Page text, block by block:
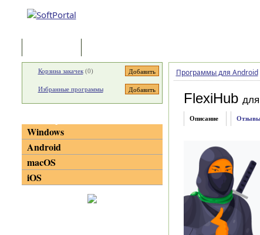
Программы для Android
FlexiHub
Описание
Корзина закачек(0)
Избранные программы
Windows
Android
macOS
iOS